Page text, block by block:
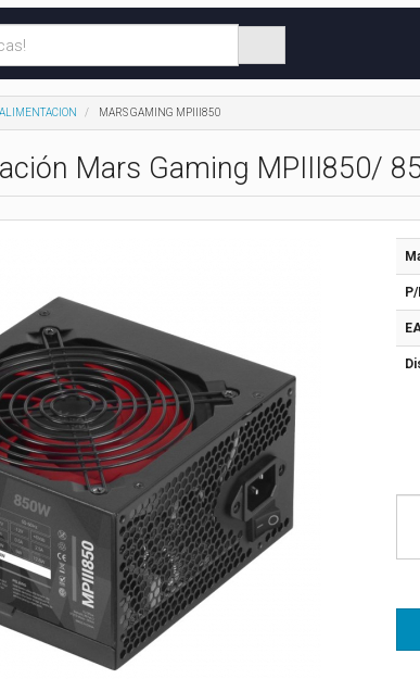
MARS GAMING MPIII850
Mars Gaming MPIII850/